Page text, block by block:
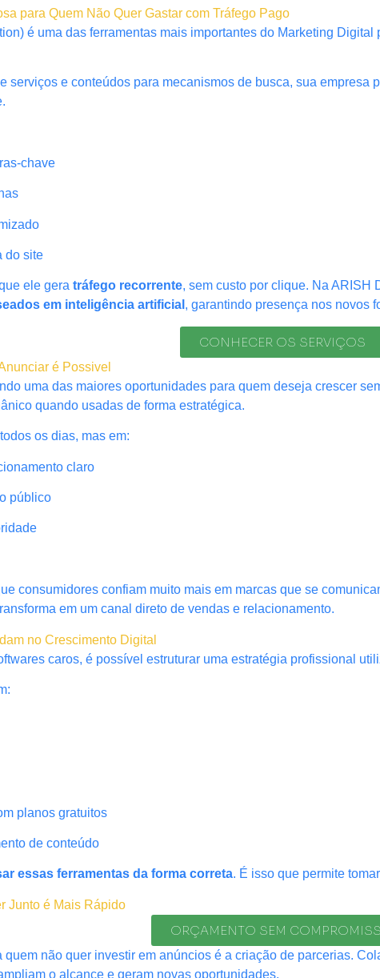
para Quem Não Quer Gastar com Tráfego Pago
é uma das ferramentas mais importantes do Marketing
serviços e conteúdos para mecanismos de busca, sua empresa
chave
do site
ele gera tráfego recorrente, sem custo por clique. Na ARISH
em inteligência artificial , garantindo presença nos novos
CONHECER OS SERVIÇOS
é Possivel
uma das maiores oportunidades para quem deseja crescer
quando usadas de forma estratégica.
os dias, mas em:
claro
público
consumidores confiam muito mais em marcas que se
em um canal direto de vendas e relacionamento.
no Crescimento Digital
caros, é possível estruturar uma estratégia profissional
planos gratuitos
de conteúdo
essas ferramentas da forma correta. É isso que permite
Junto é Mais Rápido
ORÇAMENTO SEM
quem não quer investir em anúncios é a criação de parcerias.
o alcance e geram novas oportunidades.